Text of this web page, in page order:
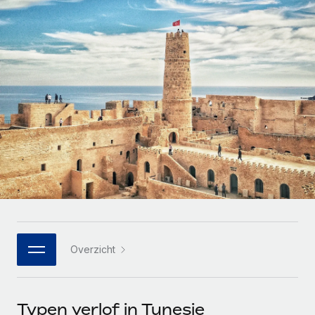
Zzp'ers internationaal onboarden en beheren
PEO
Ingewikkelde HR-taken eenvoudig uitbesteden
INFRASTRUCTUUR
Remote Embedded
HR naadloos in workflows integreren
Platform
Ingebouwde essentiële HR-functies voor je team
Integraties
GROEIFASE
Start-ups
Flexibele global HR en payroll solutions voor groeiende
bedrijven
Mid-market
Teams uitbreiden met HR solutions op maat
Enterprise
Global HR voor grote bedrijven
WERK MET ONS SAMEN
Strategische technologiepartners
Een partner worden
Betalingscalculator voor zzp'ers
Ontdek valuta-opties en betaalsnelheden voor
internationale zzp'ers
LEREN MET REMOTE
Onderzoek en gidsen
Casestudy's
HR-woordenlijst
Checklists en templates
Webinars
Nederlands
Français
Deutsch
Español
Italiano
Português (Portugal)
日本語
한국어
Inloggen
Overzicht
Typen verlof in Tunesie